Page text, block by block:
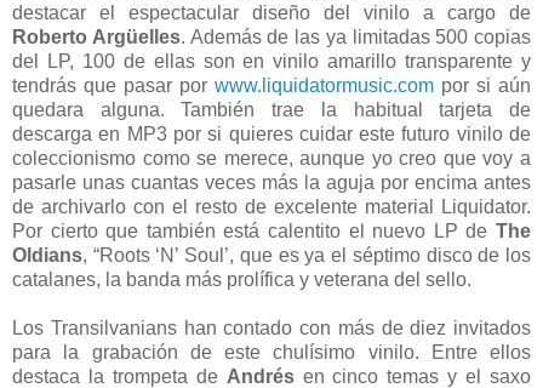
destacar el espectacular diseño del vinilo a cargo de
Roberto Argüelles. Además de las ya limitadas 500 copias
del LP, 100 de ellas son en vinilo amarillo transparente y
tendrás que pasar por www.liquidatormusic.com por si aún
quedara alguna. También trae la habitual tarjeta de
descarga en MP3 por si quieres cuidar este futuro vinilo de
coleccionismo como se merece, aunque yo creo que voy a
pasarle unas cuantas veces más la aguja por encima antes
de archivarlo con el resto de excelente material Liquidator.
Por cierto que también está calentito el nuevo LP de The
Oldians, “Roots ‘N’ Soul’, que es ya el séptimo disco de los
catalanes, la banda más prolífica y veterana del sello.
Los Transilvanians han contado con más de diez invitados
para la grabación de este chulísimo vinilo. Entre ellos
destaca la trompeta de Andrésen cinco temas y el saxo